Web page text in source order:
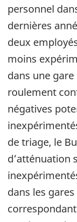
personnel
dernières
deux
moins
dans une
roulement
négatives
de triage, le
d’atténuation
dans les